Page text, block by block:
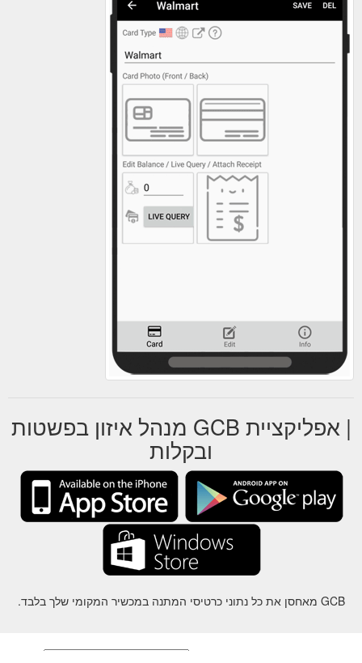
| אפליקציית GCB מנהל איזון בפשטות
ובקלות
GCB מאחסן את כל נתוני כרטיסי המתנה במכשיר המקומי שלך בלבד.